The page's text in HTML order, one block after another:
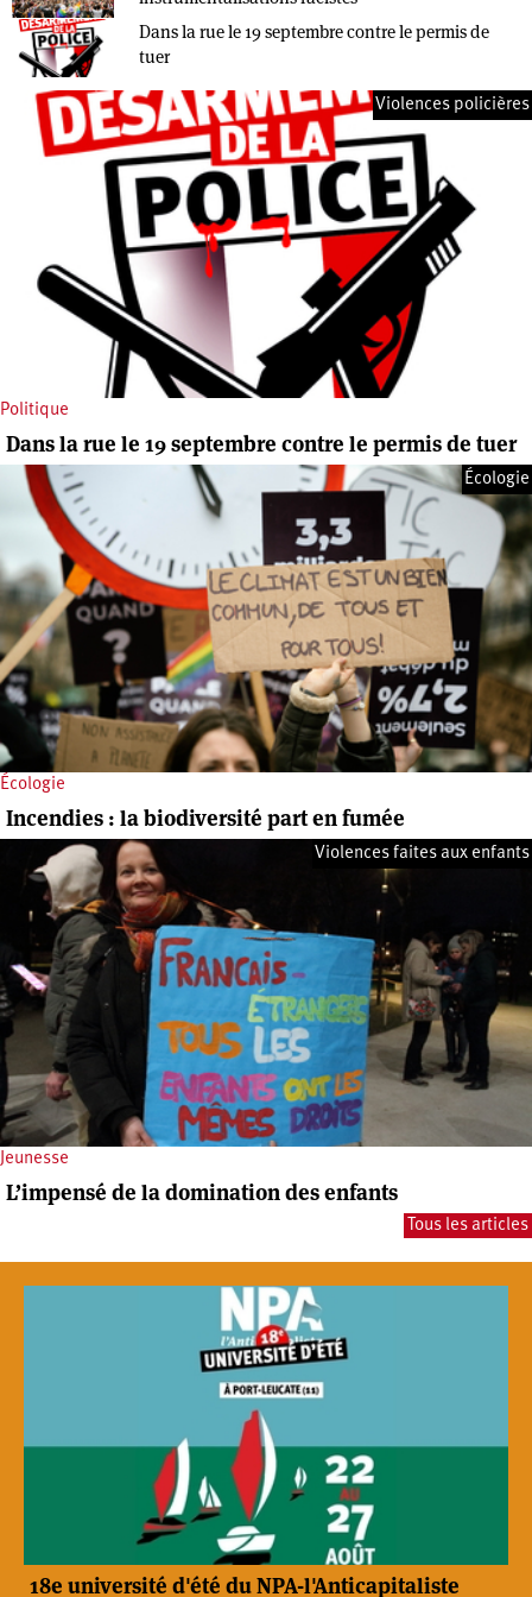
Dans la rue le 19 septembre contre le permis de
tuer
Politique
Violences policières
Dans la rue le 19 septembre contre le permis de tuer
Écologie
Écologie
Incendies : la biodiversité part en fumée
Jeunesse
Violences faites aux enfants
L’impensé de la domination des enfants
Tous les articles
18e université d'été du NPA-l'Anticapitaliste